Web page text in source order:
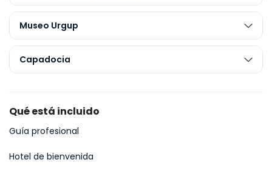
Museo Urgup
Capadocia
Qué está incluido
Guía profesional
Hotel de bienvenida